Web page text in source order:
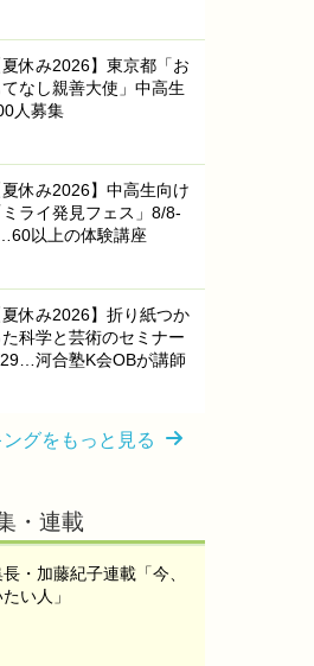
夏休み2026】東京都「お
てなし親善大使」中高生
人募集
夏休み2026】中高生向け
ミライ発見フェス」8/8-
以上の体験講座
夏休み2026】折り紙つか
た科学と芸術のセミナー
河合塾K会OBが講師
グをもっと見る
・連載
・加藤紀子連載「今、
い人」